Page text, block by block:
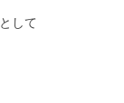
して